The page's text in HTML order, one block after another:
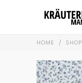
HOME / SHOP